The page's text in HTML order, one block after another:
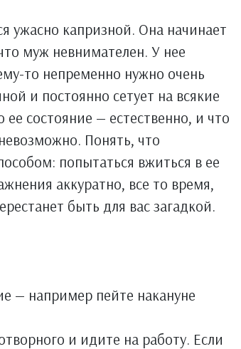
ужасно капризной. Она начинает
муж невнимателен. У нее
то непременно нужно очень
и постоянно сетует на всякие
состояние — естественно, и что
Понять, что
попытаться вжиться в ее
аккуратно, все то время,
быть для вас загадкой.
— например пейте накануне
и идите на работу. Если